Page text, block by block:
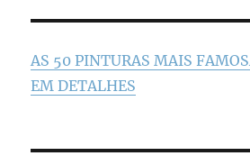
AS 50 PINTURAS MAIS
EM DETALHES